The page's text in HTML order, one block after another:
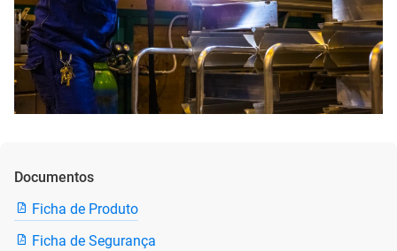
Documentos
Ficha de Produto
Ficha de Segurança